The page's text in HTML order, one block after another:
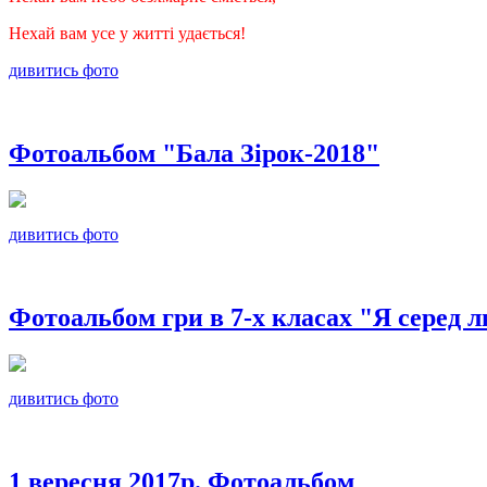
Нехай вам усе у житті удається!
дивитись фото
Фотоальбом "Бала Зірок-2018"
дивитись фото
Фотоальбом гри в 7-х класах "Я серед
дивитись фото